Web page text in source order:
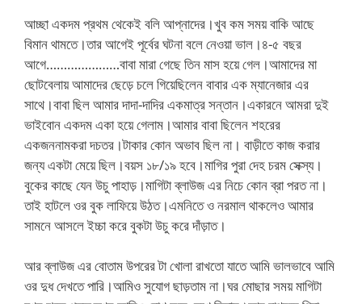
আচ্ছা একদম প্রথম থেকেই বলি আপ্নাদের।খুব কম সময় বাকি আছে
বিমান থামতে।তার আগেই পূর্বের ঘটনা বলে নেওয়া ভাল।৪-৫ বছর
আগে…………………বাবা মারা গেছে তিন মাস হয়ে গেল।আমাদের মা
ছোটবেলায় আমাদের ছেড়ে চলে গিয়েছিলেন বাবার এক ম্যানেজার এর
সাথে।বাবা ছিল আমার দাদা-দাদির একমাত্র সন্তান।একারনে আমরা দুই
ভাইবোন একদম একা হয়ে গেলাম।আমার বাবা ছিলেন শহরের
একজননামকরা দচতর।টাকার কোন অভাব ছিল না। বাড়ীতে কাজ করার
জন্য একটা মেয়ে ছিল।বয়স ১৮/১৯ হবে।মাগির পুরা দেহ চরম সেক্স্য।
বুকের কাছে যেন উচু পাহাড়।মাগিটা ব্লাউজ এর নিচে কোন ব্রা পরত না।
তাই হাটলে ওর বুক লাফিয়ে উঠত।এমনিতে ও নরমাল থাকলেও আমার
সামনে আসলে ইচ্চা করে বুকটা উচু করে দাঁড়াত।
আর ব্লাউজ এর বোতাম উপরের টা খোলা রাখতো যাতে আমি ভালভাবে আমি
ওর দুধ দেখতে পারি।আমিও সুযোগ ছাড়তাম না।ঘর মোছার সময় মাগিটা